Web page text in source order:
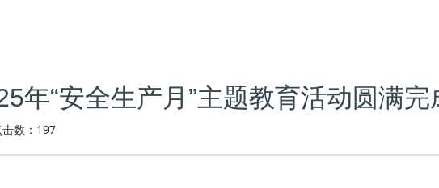
年“安全生产月”主题教育活动圆满完
数： 197